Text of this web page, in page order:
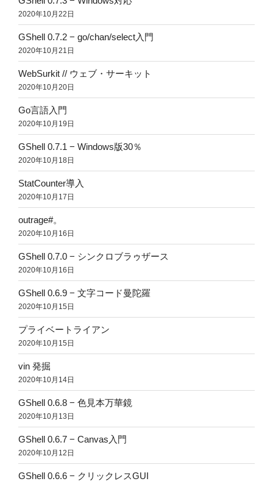
2020年10月22日
GShell 0.7.2 − go/chan/select入門
2020年10月21日
WebSurkit // ウェブ・サーキット
2020年10月20日
Go言語入門
2020年10月19日
GShell 0.7.1 − Windows版30％
2020年10月18日
StatCounter導入
2020年10月17日
outrage#。
2020年10月16日
GShell 0.7.0 − シンクロブラゥザース
2020年10月16日
GShell 0.6.9 − 文字コード曼陀羅
2020年10月15日
プライベートライアン
2020年10月15日
vin 発掘
2020年10月14日
GShell 0.6.8 − 色見本万華鏡
2020年10月13日
GShell 0.6.7 − Canvas入門
2020年10月12日
GShell 0.6.6 − クリックレスGUI